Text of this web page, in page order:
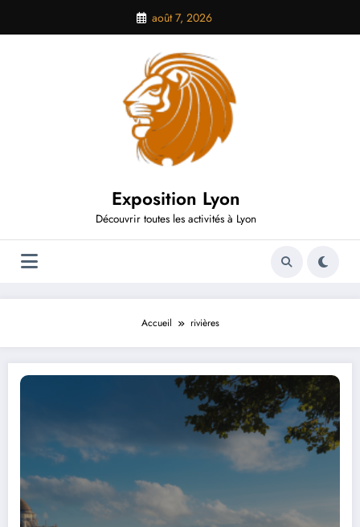
contenu
août 7, 2026
Exposition Lyon
Découvrir toutes les activités à Lyon
Accueil rivières